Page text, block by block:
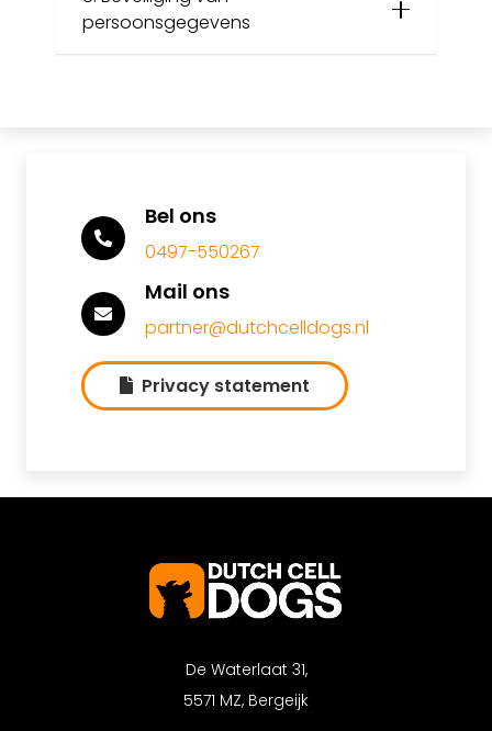
persoonsgegevens
Bel ons
0497-550267
Mail ons
partner@dutchcelldogs.nl
Privacy statement
De Waterlaat 31,
5571 MZ, Bergeijk